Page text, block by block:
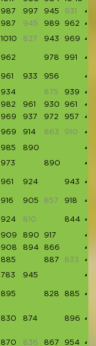
987 997 945 931
987 945 989 962
1010 827 943 969
962 978 991
961 933 956
934 875 939
982 961 930 961
969 937 972 957
969 914 863 910
985 890
973 890
961 924 943
916 905 857 918
924 810 844
909 890 917
908 894 866
885 887 833
783 945
895 828 885
830 874 896
870 836 867 954